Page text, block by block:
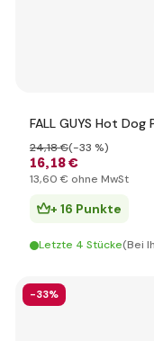
FALL GUYS Hot
16,18 €
24,18 €(-33 %)
13,60 € ohne MwSt
+ 16 Punkte
Letzte 4 Stücke(Bei
-33%